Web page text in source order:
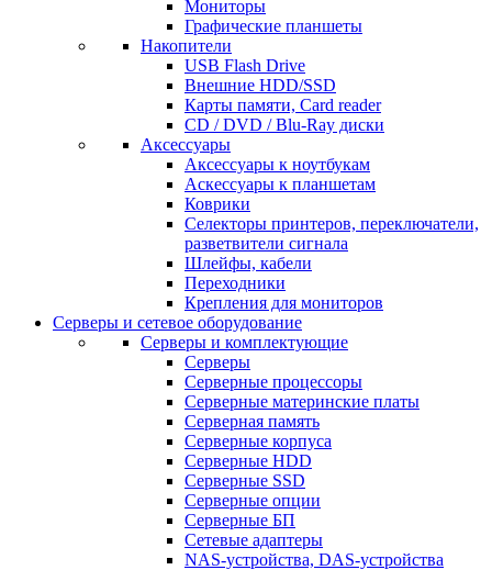
Мониторы
Графические планшеты
Накопители
USB Flash Drive
Внешние HDD/SSD
Карты памяти, Card reader
CD / DVD / Blu-Ray диски
Аксессуары
Аксессуары к ноутбукам
Аскессуары к планшетам
Коврики
Селекторы принтеров, переключатели,
разветвители сигнала
Шлейфы, кабели
Переходники
Крепления для мониторов
Серверы и сетевое оборудование
Серверы и комплектующие
Серверы
Серверные процессоры
Серверные материнские платы
Серверная память
Серверные корпуса
Серверные HDD
Серверные SSD
Серверные опции
Серверные БП
Сетевые адаптеры
NAS-устройства, DAS-устройства